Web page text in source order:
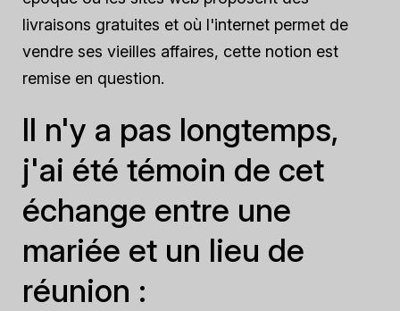
livraisons gratuites et où l'internet permet de
vendre ses vieilles affaires, cette notion est
remise en question.
Il n'y a pas longtemps,
j'ai été témoin de cet
échange entre une
mariée et un lieu de
réunion :